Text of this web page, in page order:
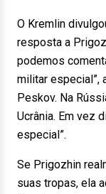
O Kremlin
resposta a
podemos
militar especial”,
Peskov. Na
Ucrânia. Em vez
especial”.
Se Prigozhin
suas tropas, ela